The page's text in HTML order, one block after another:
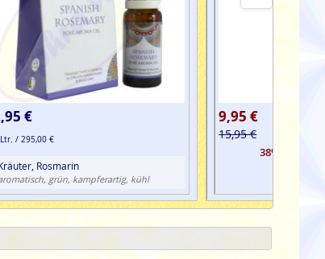
€
/ 295,00 €
Rosmarin
grün, kampferartig, kühl
9,95 €
15,95 €
38%